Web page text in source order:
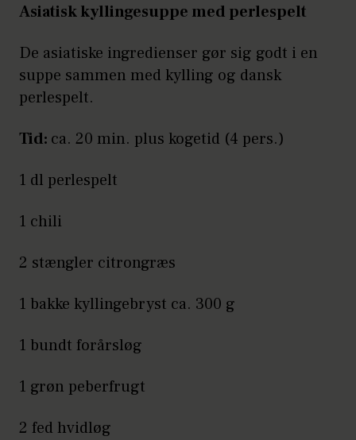
Asiatisk kyllingesuppe med perlespelt
De asiatiske ingredienser gør sig godt i en
suppe sammen med kylling og dansk
perlespelt.
Tid: ca. 20 min. plus kogetid (4 pers.)
1 dl perlespelt
1 chili
2 stængler citrongræs
1 bakke kyllingebryst ca. 300 g
1 bundt forårsløg
1 grøn peberfrugt
2 fed hvidløg